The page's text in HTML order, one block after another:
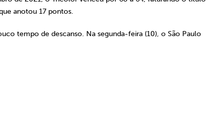
anotou 17 pontos.
tempo de descanso. Na segunda-feira (10), o São Paulo